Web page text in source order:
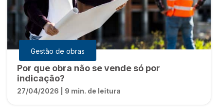
Gestão de obras
Por que obra não se vende só por
indicação?
27/04/2026 | 9 min. de leitura